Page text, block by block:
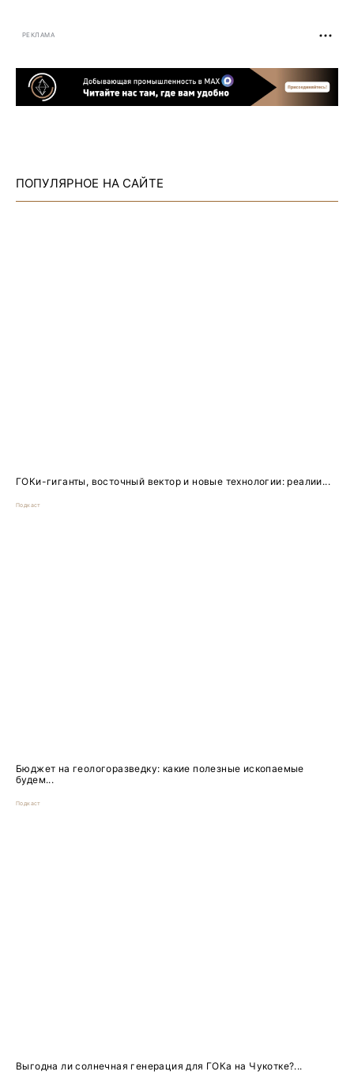
РЕКЛАМА
ПОПУЛЯРНОЕ НА САЙТЕ
ГОКи-гиганты, восточный вектор и новые технологии: реалии...
Подкаст
Бюджет на геологоразведку: какие полезные ископаемые
будем...
Подкаст
Выгодна ли солнечная генерация для ГОКа на Чукотке?...